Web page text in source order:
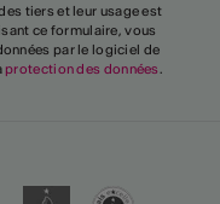
tiers et leur usage est
ce formulaire, vous
par le logiciel de
protection des données.